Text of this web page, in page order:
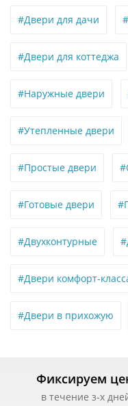
#Двери для дачи
#Двери для коттеджа
#Наружные двери
#Утепленные двери
#Простые двери
#Готовые двери
#Двухконтурные
#Двери комфорт-
#Двери в прихожую
Фиксируем
в течение з-х